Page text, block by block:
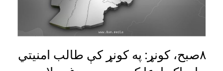
۸صبح، کونړ: په کونړ کې طالب امنیتي